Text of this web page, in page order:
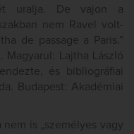
uralja. De vajon a
nem Ravel volt-
de passage a Paris.”
Magyarul: Lajtha László
és bibliográfiai
Budapest: Akadémiai
is „személyes vagy